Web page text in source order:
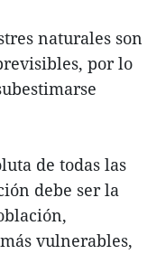
naturales son
por lo
de todas las
debe ser la
vulnerables,